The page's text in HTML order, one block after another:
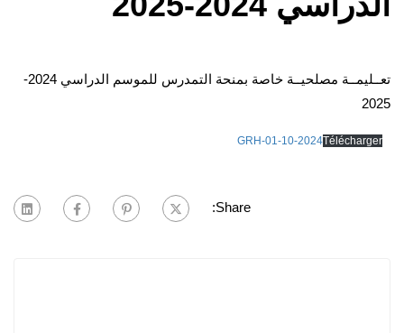
تعــليمــة مصلحيــة خاصة بمنحة التمدرس للموسم الدراسي 2024-
2025
GRH-01-10-2024Télécharger
Share: